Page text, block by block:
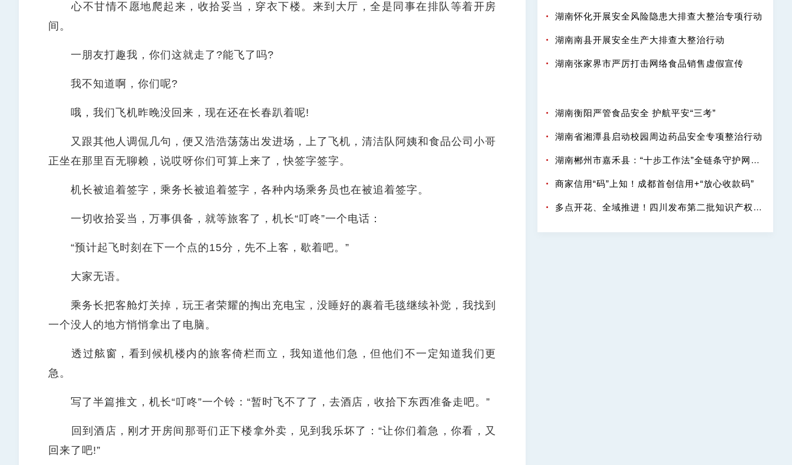
心不甘情不愿地爬起来，收拾妥当，穿衣下楼。来到大厅，全是同事在排队等着开房
间。
一朋友打趣我，你们这就走了?能飞了吗?
我不知道啊，你们呢?
哦，我们飞机昨晚没回来，现在还在长春趴着呢!
又跟其他人调侃几句，便又浩浩荡荡出发进场，上了飞机，清洁队阿姨和食品公司小哥
正坐在那里百无聊赖，说哎呀你们可算上来了，快签字签字。
机长被追着签字，乘务长被追着签字，各种内场乘务员也在被追着签字。
一切收拾妥当，万事俱备，就等旅客了，机长“叮咚”一个电话：
“预计起飞时刻在下一个点的15分，先不上客，歇着吧。”
大家无语。
乘务长把客舱灯关掉，玩王者荣耀的掏出充电宝，没睡好的裹着毛毯继续补觉，我找到
一个没人的地方悄悄拿出了电脑。
透过舷窗，看到候机楼内的旅客倚栏而立，我知道他们急，但他们不一定知道我们更
急。
写了半篇推文，机长“叮咚”一个铃：“暂时飞不了了，去酒店，收拾下东西准备走吧。”
回到酒店，刚才开房间那哥们正下楼拿外卖，见到我乐坏了：“让你们着急，你看，又
回来了吧!”
湖南怀化开展安全风险隐患大排查大整治专项行动
湖南南县开展安全生产大排查大整治行动
湖南张家界市严厉打击网络食品销售虚假宣传
湖南衡阳严管食品安全 护航平安“三考”
湖南省湘潭县启动校园周边药品安全专项整治行动
湖南郴州市嘉禾县：“十步工作法”全链条守护网络餐饮“舌尖安全”
商家信用“码”上知！成都首创信用+“放心收款码”
多点开花、全域推进！四川发布第二批知识产权强省建设典型案例